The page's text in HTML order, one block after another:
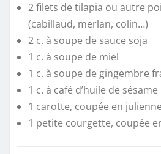
2 filets de tilapia ou autre
(cabillaud, merlan, colin…)
2 c. à soupe de sauce soja
1 c. à soupe de miel
1 c. à soupe de gingembre
1 c. à café d’huile de sésame
1 carotte, coupée en julienne
1 petite courgette, coupée